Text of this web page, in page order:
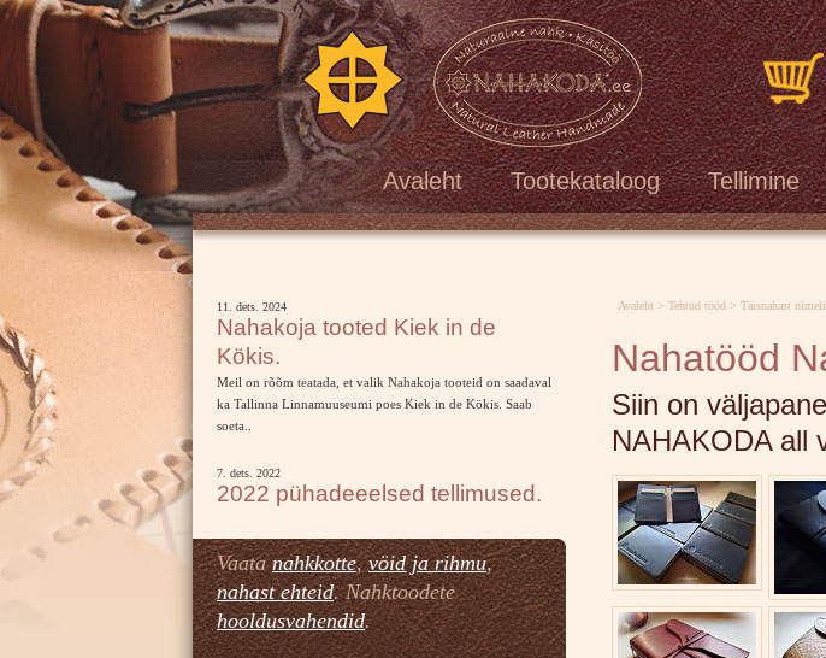
[VAR:loren]
Avaleht Tootekataloog Tellimine
Avaleht > Tehtud tööd> Täisnahast
Nahatööd
Siin on
NAHAKODA all
11. dets. 2024
Nahakoja tooted Kiek in de
Kökis.
Meil on rõõm teatada, et valik Nahakoja tooteid on saadaval
ka Tallinna Linnamuuseumi poes Kiek in de Kökis. Saab
soeta..
7. dets. 2022
2022 pühadeeelsed tellimused.
Vaatanahkkotte,vöid ja rihmu,
nahast ehteid. Nahktoodete
hooldusvahendid.